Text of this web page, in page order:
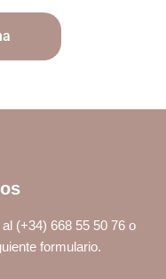
(+34) 668 55 50 76 o
formulario.